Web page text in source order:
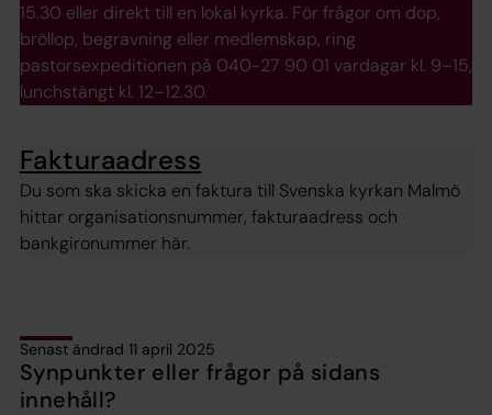
15.30 eller direkt till en lokal kyrka. För frågor om dop,
bröllop, begravning eller medlemskap, ring
pastorsexpeditionen på 040-27 90 01 vardagar kl. 9–15,
lunchstängt kl. 12–12.30.
Fakturaadress
Du som ska skicka en faktura till Svenska kyrkan Malmö
hittar organisationsnummer, fakturaadress och
bankgironummer här.
Senast ändrad 11 april 2025
Synpunkter eller frågor på sidans
innehåll?